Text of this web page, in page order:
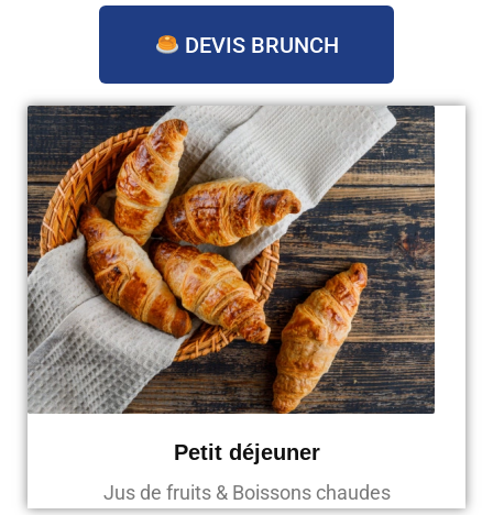
DEVIS BRUNCH
Petit déjeuner
Jus de fruits & Boissons chaudes